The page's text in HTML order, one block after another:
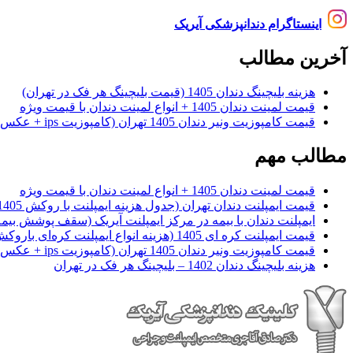
اینستاگرام دندانپزشکی آیریک
آخرین مطالب
هزینه بلیچینگ دندان 1405 (قیمت بلیچینگ هر فک در تهران)
قیمت لمینت دندان 1405 + انواع لمینت دندان با قیمت ویژه
قیمت کامپوزیت ونیر دندان 1405 تهران (کامپوزیت ips + عکس)
مطالب مهم
قیمت لمینت دندان 1405 + انواع لمینت دندان با قیمت ویژه
قیمت ایمپلنت دندان تهران (جدول هزینه ایمپلنت با روکش 1405)
ایمپلنت دندان با بیمه در مرکز ایمپلنت آیریک (سقف پوشش
قیمت ایمپلنت کره ای‌ 1405 (هزینه انواع ایمپلنت کره‌ای با‌روکش)
قیمت کامپوزیت ونیر دندان 1405 تهران (کامپوزیت ips + عکس)
هزینه بلیچینگ دندان 1402 – بلیچینگ هر فک در تهران